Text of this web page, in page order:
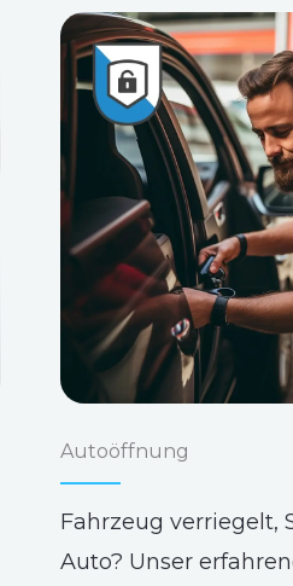
Autoöffnung
Fahrzeug verriegelt,
Auto? Unser